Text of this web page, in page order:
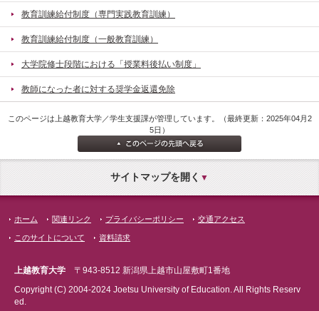
教育訓練給付制度（専門実践教育訓練）
教育訓練給付制度（一般教育訓練）
大学院修士段階における「授業料後払い制度」
教師になった者に対する奨学金返還免除
このページは上越教育大学／学生支援課が管理しています。（最終更新：2025年04月2
5日）
サイトマップを開く
ホーム 関連リンク プライバシーポリシー 交通アクセス
このサイトについて 資料請求
上越教育大学 〒943-8512 新潟県上越市山屋敷町1番地
Copyright (C) 2004-2024 Joetsu University of Education. All Rights Reserv
ed.